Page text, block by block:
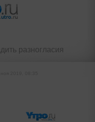
разногласия